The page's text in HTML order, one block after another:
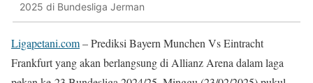
2025 di Bundesliga Jerman
Ligapetani.com– Prediksi Bayern Munchen Vs Eintracht
Frankfurt yang akan berlangsung di Allianz Arena dalam laga